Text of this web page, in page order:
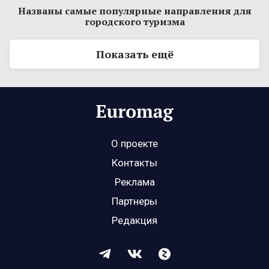
Названы самые популярные направления для
городского туризма
Показать ещё
О проекте
Контакты
Реклама
Партнеры
Редакция